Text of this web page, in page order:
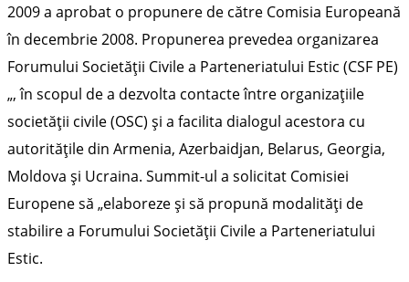
2009 a aprobat o propunere de către Comisia Europeană
în decembrie 2008. Propunerea prevedea organizarea
Forumului Societăţii Civile a Parteneriatului Estic (CSF PE)
„, în scopul de a dezvolta contacte între organizaţiile
societăţii civile (OSC) şi a facilita dialogul acestora cu
autorităţile din Armenia, Azerbaidjan, Belarus, Georgia,
Moldova şi Ucraina. Summit-ul a solicitat Comisiei
Europene să „elaboreze şi să propună modalităţi de
stabilire a Forumului Societăţii Civile a Parteneriatului
Estic.